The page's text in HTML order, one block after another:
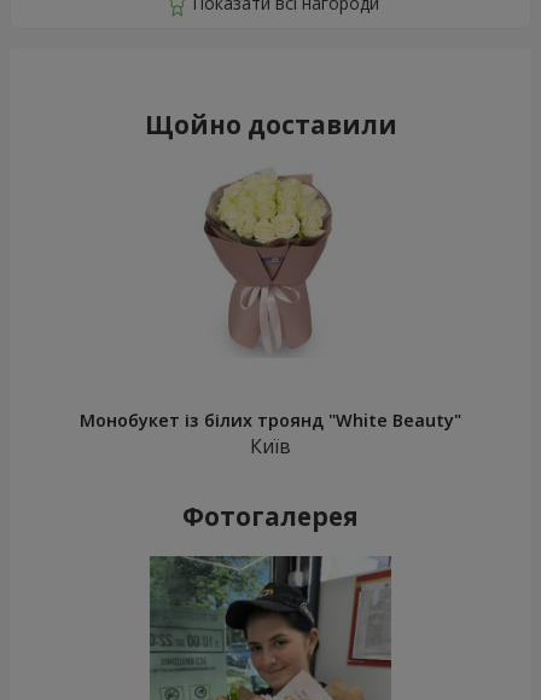
Щойно доставили
Монобукет із білих троянд "White Beauty"
Київ
Фотогалерея